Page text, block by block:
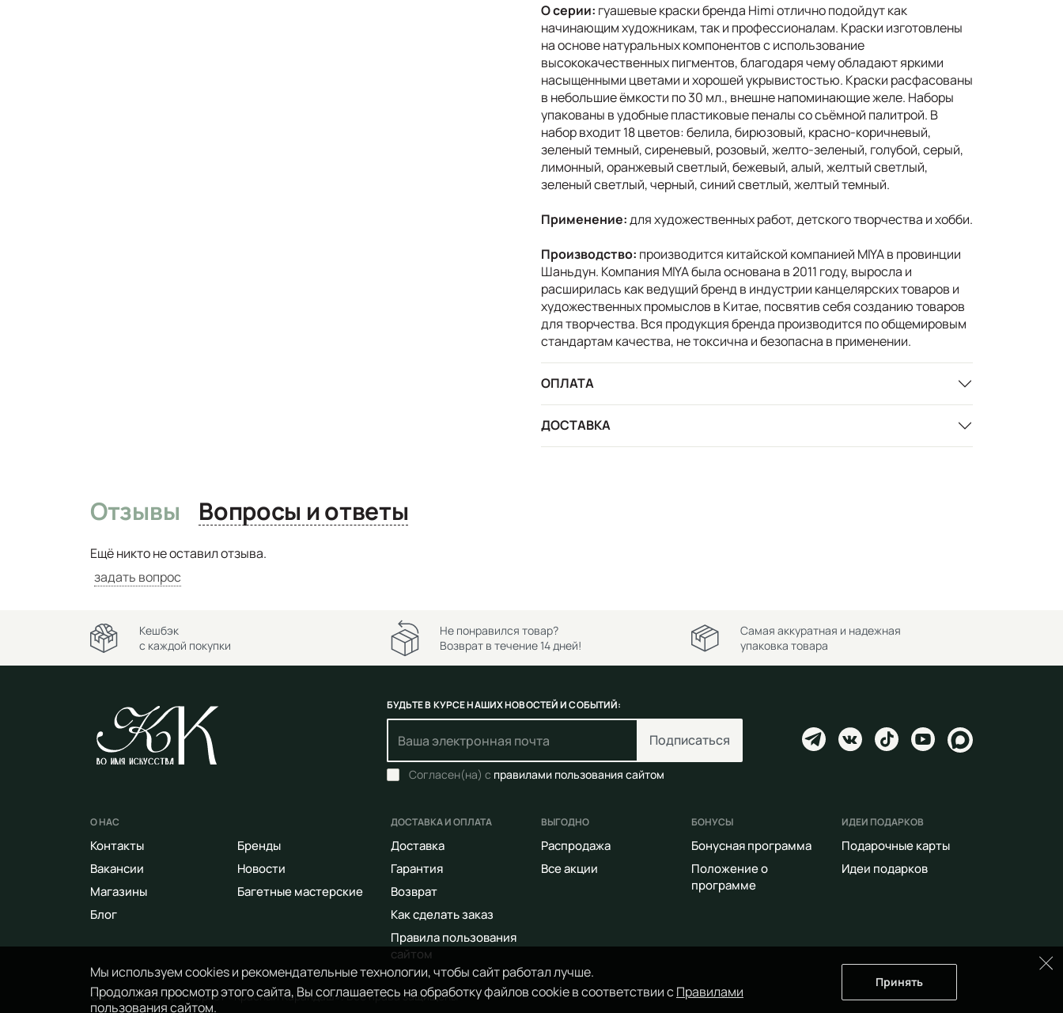
О серии: гуашевые краски бренда Himi отлично подойдут как
начинающим художникам, так и профессионалам. Краски изготовлены
на основе натуральных компонентов с использование
высококачественных пигментов, благодаря чему обладают яркими
насыщенными цветами и хорошей укрывистостью. Краски расфасованы
в небольшие ёмкости по 30 мл., внешне напоминающие желе. Наборы
упакованы в удобные пластиковые пеналы со съёмной палитрой. В
набор входит 18 цветов: белила, бирюзовый, красно-коричневый,
зеленый темный, сиреневый, розовый, желто-зеленый, голубой, серый,
лимонный, оранжевый светлый, бежевый, алый, желтый светлый,
зеленый светлый, черный, синий светлый, желтый темный.
Применение:для художественных работ, детского творчества и хобби.
Производство: производится китайской компанией MIYA в провинции
Шаньдун. Компания MIYA была основана в 2011 году, выросла и
расширилась как ведущий бренд в индустрии канцелярских товаров и
художественных промыслов в Китае, посвятив себя созданию товаров
для творчества. Вся продукция бренда производится по общемировым
стандартам качества, не токсична и безопасна в применении.
ОПЛАТА
ДОСТАВКА
Отзывы Вопросы и ответы
Ещё никто не оставил отзыва.
задать вопрос
Мы используем cookies и рекомендательные технологии, чтобы сайт работал лучше.
Продолжая просмотр этого сайта, Вы соглашаетесь на обработку файлов cookie в соответствии сПравилами
пользования сайтом.
Принять
Кешбэк
с каждой покупки
Не понравился товар?
Возврат в течение 14 дней!
Самая аккуратная и надежная
упаковка товара
БУДЬТЕ В КУРСЕ НАШИХ НОВОСТЕЙ И СОБЫТИЙ:
Подписаться
Согласен(на) с правилами пользования сайтом
О НАС
Контакты
Вакансии
Магазины
Блог
Бренды
Новости
Багетные мастерские
ДОСТАВКА И ОПЛАТА
Доставка
Гарантия
Возврат
Как сделать заказ
Правила пользования
сайтом
ВЫГОДНО
Распродажа
Все акции
БОНУСЫ
Бонусная программа
Положение о
программе
ИДЕИ ПОДАРКОВ
Подарочные карты
Идеи подарков
© 2014 - 2026 Арт-маркет «Красный Карандаш». Все права защищены